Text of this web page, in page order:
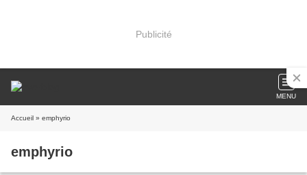
Publicité
MENU
Accueil » emphyrio
emphyrio